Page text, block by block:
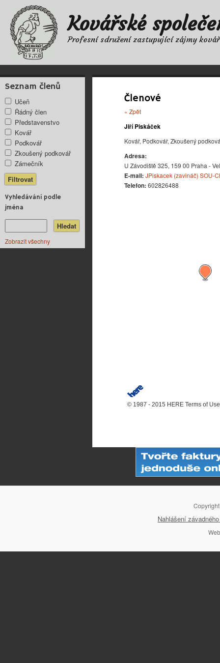
Kovářské
Profesní sdružení zastupující zájmy
Seznam členů
Učeň
Řádný člen
Představenstvo
Kovář
Podkovář
Zkoušený podkovář
Zámečník
Vyhledávání podle
jména
Zobrazit všechny
Členové
« Zpět
Jiří Piskáček
Kovář, Podkovář, Zkoušený
Adresa:
U Závodiště 325, 159 00 Praha -
E-mail: JPiskacek (zavináč) SOU-
Telefon: 602826488
© 1987 - 2015 HERE Terms of Use
Nahlášení